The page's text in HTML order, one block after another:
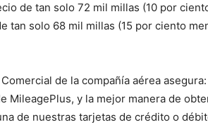
de tan solo 72 mil millas (10 por
tan solo 68 mil millas (15 por ciento
de la compañía aérea
MileagePlus, y la mejor manera de
de nuestras tarjetas de crédito o